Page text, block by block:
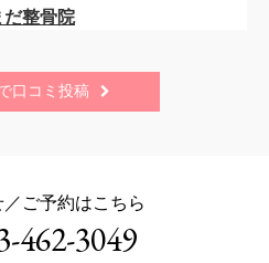
口コミ投稿 
ご予約はこちら
462-3049